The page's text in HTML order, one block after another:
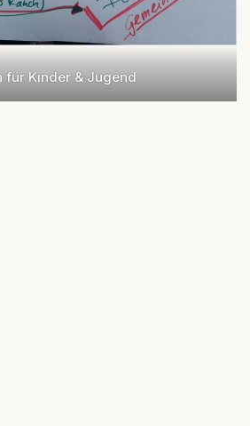
für Kinder & Jugend